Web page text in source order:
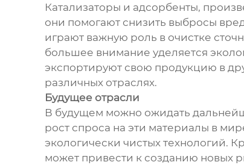
Катализаторы и адсорбенты,
они помогают снизить выбросы
играют важную роль в очистке
большее внимание уделяется
экспортируют свою продукцию в
различных отраслях.
Будущее отрасли
В будущем можно ожидать
рост спроса на эти материалы в
экологически чистых технологий.
может привести к созданию новых